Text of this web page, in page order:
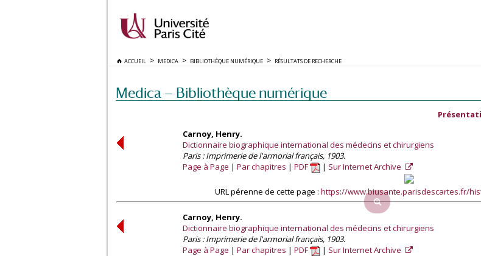
ACCUEIL MEDICA BIBLIOTHÈQUE NUMÉRIQUE RÉSULTATS DE RECHERCHE
Medica — Bibliothèque numérique
Carnoy, Henry.
Dictionnaire biographique international des médecins et chirurgiens
Paris : Imprimerie de l'armorial français, 1903.
Page à Page
Par chapitres PDF Sur Internet Archive
URL pérenne de cette page : https://www.biusante.parisdescartes.fr/
Carnoy, Henry.
Dictionnaire biographique international des médecins et chirurgiens
Paris : Imprimerie de l'armorial français, 1903.
Page à Page
Par chapitres PDF Sur Internet Archive